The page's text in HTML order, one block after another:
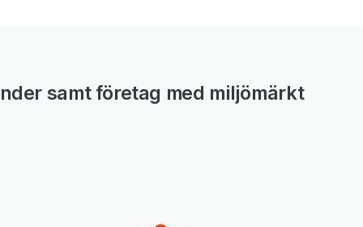
samt företag med miljömärkt